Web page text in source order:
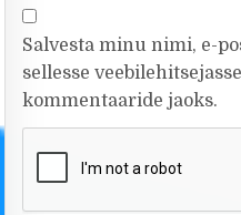
Salvesta minu nimi, e-
sellesse
kommentaaride jaoks.